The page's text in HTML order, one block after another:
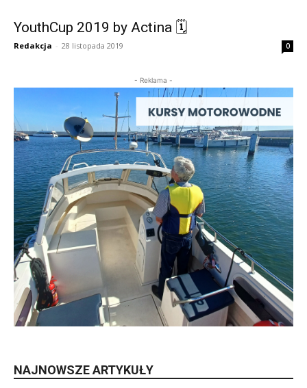
YouthCup 2019 by Actina 🗓
Redakcja - 28 listopada 2019 0
- Reklama -
NAJNOWSZE ARTYKUŁY